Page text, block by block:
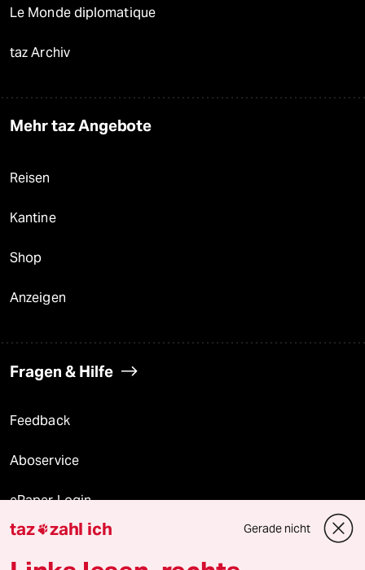
Le Monde diplomatique
taz Archiv
Mehr taz Angebote
Reisen
Kantine
Shop
Anzeigen
Fragen & Hilfe
Feedback
Aboservice
ePaper Login
Downloads für Abonnierende
taz zahl ich Gerade nicht